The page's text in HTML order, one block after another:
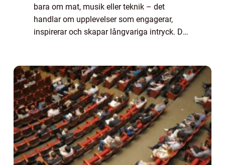
bara om mat, musik eller teknik – det
handlar om upplevelser som engagerar,
inspirerar och skapar långvariga intryck. De